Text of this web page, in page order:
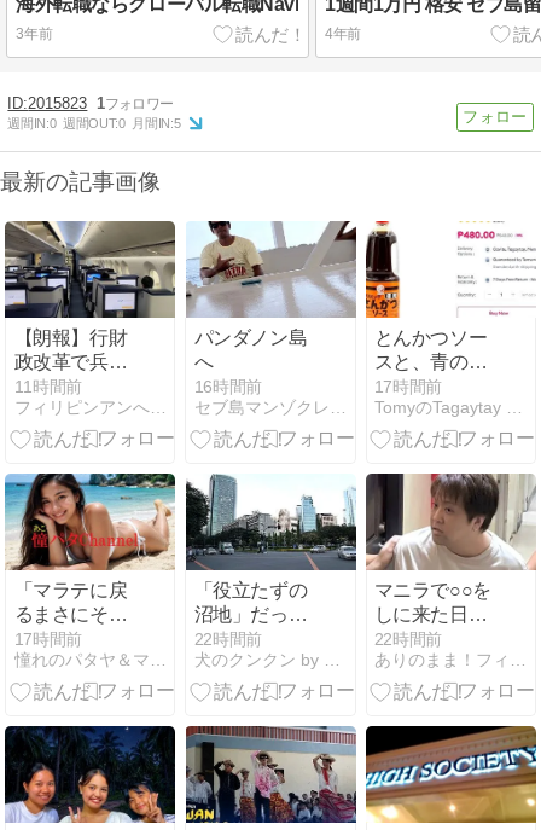
3年前 4年前
2015823 1
週間IN:0 週間OUT:0 月間IN:5
最新の記事画像
【朗報】行財
政改革で兵庫
県の海外事務
所を全廃！役
人が遊ぶだ
11時間前
フィリピンアンへレス情報Smile
パンダノン島
へ
16時間前
セブ島マンゾクレンタカーの日報
とんかつソー
スと、青のり
の話
17時間前
TomyのTagaytay 子育てLife
「マラテに戻
るまさにその
前に大喧嘩」
17時間前
憧れのパタヤ＆マニラ・ライフ
「役立たずの
沼地」だった
マカティ市
22時間前
犬のクンクン by 河村賢一
マニラで○○を
しに来た日本
人男性38歳の
身柄を確保！
日本の裁判所
22時間前
ありのまま！フィリピンニュース＠セブ島発信